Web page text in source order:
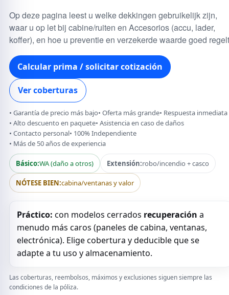
Op deze pagina leest u welke dekkingen gebruikelijk zijn,
waar u op let bij cabine/ruiten en Accesorios (accu, lader,
koffer), en hoe u preventie en verzekerde waarde goed
Calcular prima / solicitar cotización
Ver coberturas
Garantía de precio más bajo Oferta más grande Respuesta inmediata
Alto descuento en paquete Asistencia en caso de daños
Contacto personal 100% Independiente
Más de 50 años de experiencia
Básico:WA (daño a otros) Extensión:robo/incendio + casco
NÓTESE BIEN:cabina/ventanas y valor
Práctico: con modelos cerrados recuperación a
menudo más caros (paneles de cabina, ventanas,
electrónica). Elige cobertura y deducible que se
adapte a tu uso y almacenamiento.
Las coberturas, reembolsos, máximos y exclusiones siguen siempre las
condiciones de la póliza.